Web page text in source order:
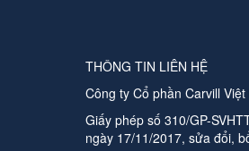
THÔNG TIN LIÊN HỆ
Công ty Cổ phần Carvill Việt
Giấy phép số 310/GP-
ngày 17/11/2017, sửa đổi,